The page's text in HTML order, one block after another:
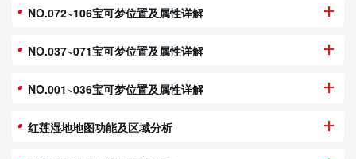
NO.072~106宝可梦位置及属性详解
NO.037~071宝可梦位置及属性详解
NO.001~036宝可梦位置及属性详解
红莲湿地地图功能及区域分析